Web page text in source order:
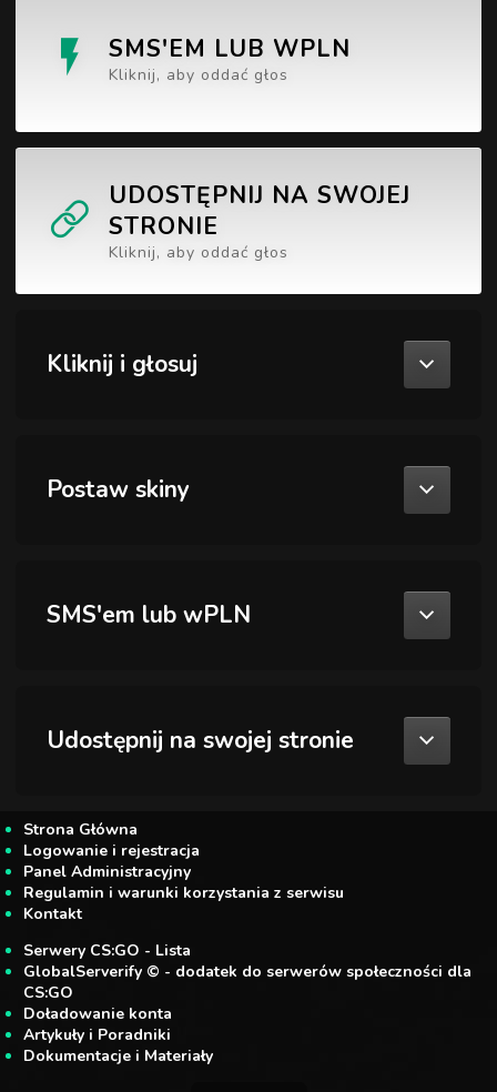
SMS'EM LUB WPLN
Kliknij, aby oddać głos
UDOSTĘPNIJ NA SWOJEJ
STRONIE
Kliknij, aby oddać głos
Kliknij i głosuj
Postaw skiny
SMS'em lub wPLN
Udostępnij na swojej stronie
Strona Główna
Logowanie i rejestracja
Panel Administracyjny
Regulamin i warunki korzystania z serwisu
Kontakt
Serwery CS:GO - Lista
GlobalServerify © - dodatek do serwerów społeczności dla
CS:GO
Doładowanie konta
Artykuły i Poradniki
Dokumentacje i Materiały